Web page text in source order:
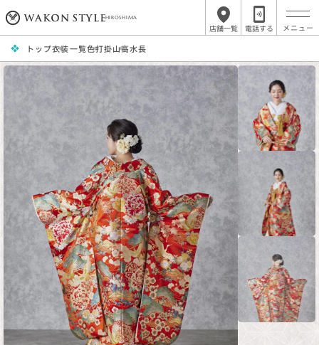
HIROSHIMA
店舗一覧 電話する
トップ衣装一覧色打掛山高水長